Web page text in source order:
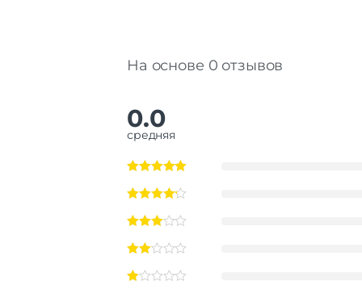
На основе 0 отзывов
0.0
средняя